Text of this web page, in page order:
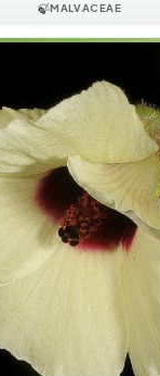
🍃MALVACEAE